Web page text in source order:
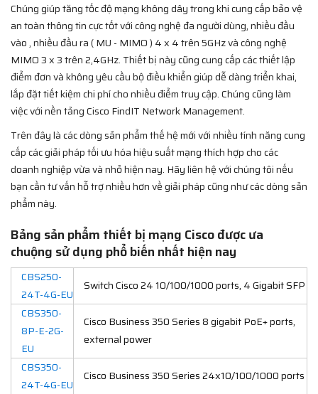
Chúng giúp tăng tốc độ mạng không dây trong khi cung cấp bảo vệ
an toàn thông tin cực tốt với công nghệ đa người dùng, nhiều đầu
vào , nhiều đầu ra ( MU - MIMO ) 4 x 4 trên 5GHz và công nghệ
MIMO 3 x 3 trên 2,4GHz. Thiết bị này cũng cung cấp các thiết lập
điểm đơn và không yêu cầu bộ điều khiển giúp dễ dàng triển khai,
lắp đặt tiết kiệm chi phí cho nhiều điểm truy cập. Chúng cũng làm
việc với nền tảng Cisco FindIT Network Management.
Trên đây là các dòng sản phẩm thế hệ mới với nhiều tính năng cung
cấp các giải pháp tối ưu hóa hiệu suất mạng thích hợp cho các
doanh nghiệp vừa và nhỏ hiện nay. Hãy liên hệ với chúng tôi nếu
bạn cần tư vấn hỗ trợ nhiều hơn về giải pháp cũng như các dòng sản
phẩm này.
Bảng sản phẩm thiết bị mạng Cisco được ưa
chuộng sử dụng phổ biến nhất hiện nay
CBS250-
24T-4G-EU
Switch Cisco 24 10/100/1000 ports, 4 Gigabit SFP
CBS350-
8P-E-2G-
EU
Cisco Business 350 Series 8 gigabit PoE+ ports,
external power
CBS350-
24T-4G-EU
Cisco Business 350 Series 24x10/100/1000 ports